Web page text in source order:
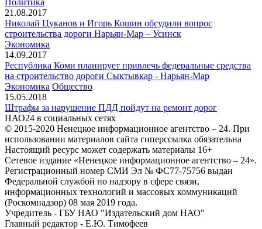
21.08.2017
Николай Цуканов и Игорь Кошин обсудили вопрос
строительства дороги Нарьян-Мар – Усинск
Экономика
14.09.2017
Республика Коми планирует привлечь федеральные средства
на строительство дороги Сыктывкар - Нарьян-Мар
Экономика Общество
15.05.2018
Штрафы за нарушение ПДД пойдут на ремонт дорог
НАО24 в социальных сетях
© 2015-2020 Ненецкое информационное агентство – 24. При
использовании материалов сайта гиперссылка обязательна
Настоящий ресурс может содержать материалы 16+
Сетевое издание «Ненецкое информационное агентство – 24».
Регистрационный номер СМИ Эл № ФС77-75756 выдан
Федеральной службой по надзору в сфере связи,
информационных технологий и массовых коммуникаций
(Роскомнадзор) 08 мая 2019 года.
Учредитель - ГБУ НАО "Издательский дом НАО"
Главный редактор - Е.Ю. Тимофеев